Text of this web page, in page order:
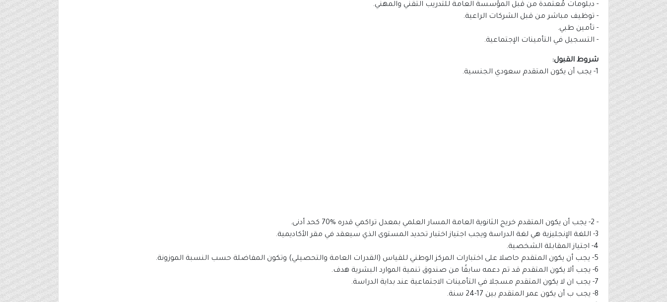
- دبلومات مُعتمدة من قبل المؤسسة العامة للتدريب التقني والمهني.
- توظيف مباشر من قبل الشركات الراعية.
- تأمين طبي.
- التسجيل في التأمينات الإجتماعية.
شروط القبول:
- ‏2- يجب أن يكون المتقدم خريج الثانوية العامة المسار العلمي بمعدل تراكمي قدره %70 كحد أدنى.